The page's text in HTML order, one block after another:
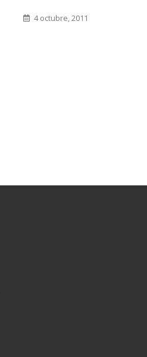
4 octubre, 2011